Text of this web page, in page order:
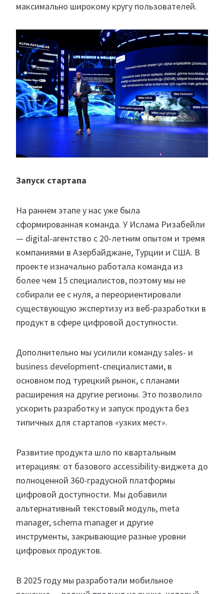
максимально широкому кругу пользователей.
Запуск стартапа
На раннем этапе у нас уже была
сформированная команда. У Ислама Ризабейли
— digital-агентство с 20-летним опытом и тремя
компаниями в Азербайджане, Турции и США. В
проекте изначально работала команда из
более чем 15 специалистов, поэтому мы не
собирали ее с нуля, а переориентировали
существующую экспертизу из веб-разработки в
продукт в сфере цифровой доступности.
Дополнительно мы усилили команду sales- и
business development-специалистами, в
основном под турецкий рынок, с планами
расширения на другие регионы. Это позволило
ускорить разработку и запуск продукта без
типичных для стартапов «узких мест».
Развитие продукта шло по квартальным
итерациям: от базового accessibility-виджета до
полноценной 360-градусной платформы
цифровой доступности. Мы добавили
альтернативный текстовый модуль, meta
manager, schema manager и другие
инструменты, закрывающие разные уровни
цифровых продуктов.
В 2025 году мы разработали мобильное